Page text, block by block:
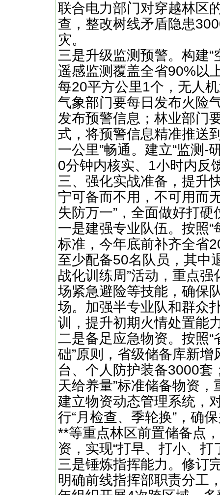
联合电力部门对穿越林区
查，整改树线矛盾隐患
灾。
三是升级监测预警。​​构建
遥感监测覆盖全省90%以
每20平方公里1个，无人
气象部门要每日发布火险
发布预警信息；林业部门
式，将预警信息精准推送
一公里”畅通。建立“监测-
0分钟内核实、1小时内反
三、强化实战准备，提升
宁可备而不用，不可用而
失防万一”，全面做好打
一是建强专业队伍。​​按照
标准，今年底前补齐全省
至少配备50名队员，其中
战化训练周”活动，重点
场紧急避险等技能，确保
场。加强半专业队和群众
训，提升初期火情处置能
二是备足应急物资。​​按照
础”原则，省级储备库新
台、个人防护装备3000套
天给养量”标准储备物资
建立物资动态管理系统，
行“月检查、季轮换”，确
**等重点林区前置储备点
资，实现“打早、打小、打
三是锤炼指挥能力。​​修订
明确前线指挥部职责分工